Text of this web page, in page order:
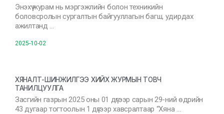
Энэхүү журам нь мэргэжлийн болон техникийн
боловсролын сургалтын байгууллагын багш, удирдах
ажилтанд …
2025-10-02
ХЯНАЛТ-ШИНЖИЛГЭЭ ХИЙХ ЖУРМЫН ТОВЧ
ТАНИЛЦУУЛГА
Засгийн газрын 2025 оны 01 дүгээр сарын 29-ний өдрийн
43 дугаар тогтоолын 1 дүгээр хавсралтаар “Хяна …